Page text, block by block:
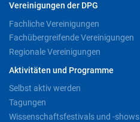
Vereinigungen der DPG
Fachliche Vereinigungen
Fachübergreifende Vereinigungen
Regionale Vereinigungen
Aktivitäten und Programme
Selbst aktiv werden
Tagungen
Wissenschaftsfestivals und -shows